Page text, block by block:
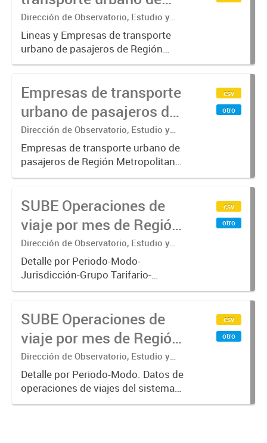
pasajeros de Región
Metropolitana de
Buenos Aires - SUBE
Dirección de Observatorio, Estudio y
Sistemas – Ministerio de Transporte
Lineas y Empresas de transporte
urbano de pasajeros de Región
Metropolitana de Buenos Aires
metro y colectivos. Empresas que
operan con SUBE .-
Empresas de transporte
urbano de pasajeros de
Región Metropolitana de
Buenos Aires - SUBE
Dirección de Observatorio, Estudio y
Sistemas – Ministerio de Transporte
Empresas de transporte urbano de
pasajeros de Región Metropolitana
de Buenos Aires incluyendo trenes,
Empresas que operan con
SUBE_x000D_ .-
csv
otro
SUBE Operaciones de
viaje por mes de Región
Metropolitana de
Buenos Aires, agregado
Dirección de Observatorio, Estudio y
Sistemas – Ministerio de Transporte
Detalle por Periodo-Modo-
Jurisdicción-Grupo Tarifario-
Empresa-Línea. Datos de
único de boleto electrónico(SUBE)
para el periodo registrado desde
01/01/2013 hasta...
csv
otro
SUBE Operaciones de
viaje por mes de Región
Metropolitana de
Buenos Aires, agregado
por Periodo-Modo
Dirección de Observatorio, Estudio y
Sistemas – Ministerio de Transporte
Detalle por Periodo-Modo. Datos de
operaciones de viajes del sistema
único de boleto electrónico(SUBE)
csv
otro